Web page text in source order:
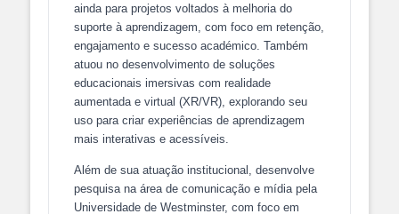
ainda para projetos voltados à melhoria do
suporte à aprendizagem, com foco em retenção,
engajamento e sucesso académico. Também
atuou no desenvolvimento de soluções
educacionais imersivas com realidade
aumentada e virtual (XR/VR), explorando seu
uso para criar experiências de aprendizagem
mais interativas e acessíveis.
Além de sua atuação institucional, desenvolve
pesquisa na área de comunicação e mídia pela
Universidade de Westminster, com foco em